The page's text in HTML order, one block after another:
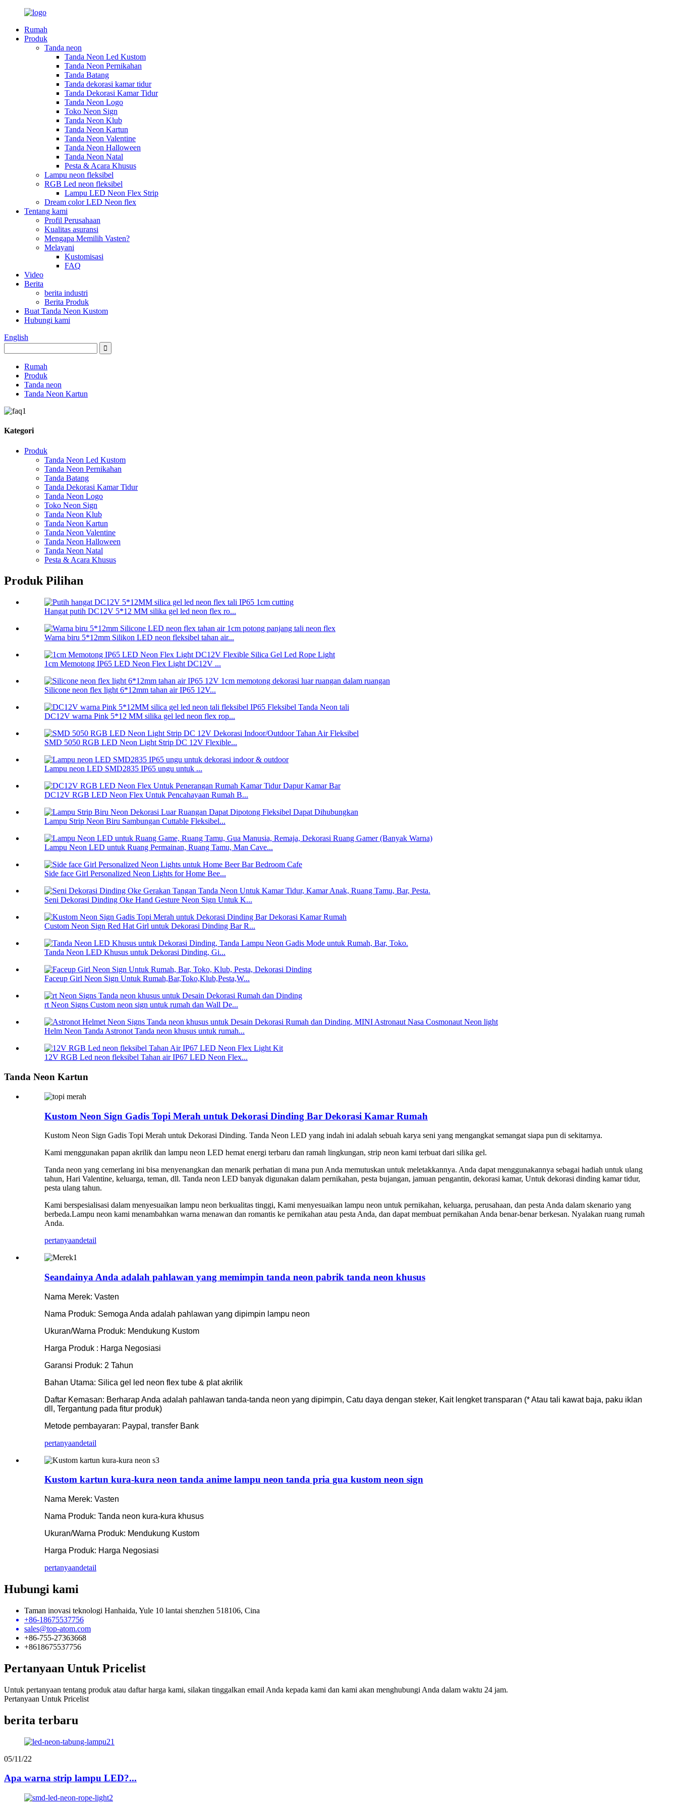
Rumah
Produk
Tanda neon
Tanda Neon Led Kustom
Tanda Neon Pernikahan
Tanda Batang
Tanda dekorasi kamar tidur
Tanda Dekorasi Kamar Tidur
Tanda Neon Logo
Toko Neon Sign
Tanda Neon Klub
Tanda Neon Kartun
Tanda Neon Valentine
Tanda Neon Halloween
Tanda Neon Natal
Pesta & Acara Khusus
Lampu neon fleksibel
RGB Led neon fleksibel
Lampu LED Neon Flex Strip
Dream color LED Neon flex
Tentang kami
Profil Perusahaan
Kualitas asuransi
Mengapa Memilih Vasten?
Melayani
Kustomisasi
FAQ
Video
Berita
berita industri
Berita Produk
Buat Tanda Neon Kustom
Hubungi kami
English
Rumah
Produk
Tanda neon
Tanda Neon Kartun
Kategori
Produk
Tanda Neon Led Kustom
Tanda Neon Pernikahan
Tanda Batang
Tanda Dekorasi Kamar Tidur
Tanda Neon Logo
Toko Neon Sign
Tanda Neon Klub
Tanda Neon Kartun
Tanda Neon Valentine
Tanda Neon Halloween
Tanda Neon Natal
Pesta & Acara Khusus
Produk Pilihan
Hangat putih DC12V 5*12 MM silika gel led neon flex ro...
Warna biru 5*12mm Silikon LED neon fleksibel tahan air...
1cm Memotong IP65 LED Neon Flex Light DC12V ...
Silicone neon flex light 6*12mm tahan air IP65 12V...
DC12V warna Pink 5*12 MM silika gel led neon flex rop...
SMD 5050 RGB LED Neon Light Strip DC 12V Flexible...
Lampu neon LED SMD2835 IP65 ungu untuk ...
DC12V RGB LED Neon Flex Untuk Pencahayaan Rumah B...
Lampu Strip Neon Biru Sambungan Cuttable Fleksibel...
Lampu Neon LED untuk Ruang Permainan, Ruang Tamu, Man Cave...
Side face Girl Personalized Neon Lights for Home Bee...
Seni Dekorasi Dinding Oke Hand Gesture Neon Sign Untuk K...
Custom Neon Sign Red Hat Girl untuk Dekorasi Dinding Bar R...
Tanda Neon LED Khusus untuk Dekorasi Dinding, Gi...
Faceup Girl Neon Sign Untuk Rumah,Bar,Toko,Klub,Pesta,W...
rt Neon Signs Custom neon sign untuk rumah dan Wall De...
Helm Neon Tanda Astronot Tanda neon khusus untuk rumah...
12V RGB Led neon fleksibel Tahan air IP67 LED Neon Flex...
Tanda Neon Kartun
Kustom Neon Sign Gadis Topi Merah untuk Dekorasi Dinding Bar Dekorasi Kamar Rumah
Kustom Neon Sign Gadis Topi Merah untuk Dekorasi Dinding. Tanda Neon LED yang indah ini adalah sebuah karya seni yang mengangkat semangat siapa pun di sekitarnya.
Kami menggunakan papan akrilik dan lampu neon LED hemat energi terbaru dan ramah lingkungan, strip neon kami terbuat dari silika gel.
Tanda neon yang cemerlang ini bisa menyenangkan dan menarik perhatian di mana pun Anda memutuskan untuk meletakkannya. Anda dapat menggunakannya sebagai hadiah untuk ulang
tahun, Hari Valentine, keluarga, teman, dll. Tanda neon LED banyak digunakan dalam pernikahan, pesta bujangan, jamuan pengantin, dekorasi kamar, Untuk dekorasi dinding kamar tidur,
pesta ulang tahun.
Kami berspesialisasi dalam menyesuaikan lampu neon berkualitas tinggi, Kami menyesuaikan lampu neon untuk pernikahan, keluarga, perusahaan, dan pesta Anda dalam skenario yang
berbeda.Lampu neon kami menambahkan warna menawan dan romantis ke pernikahan atau pesta Anda, dan dapat membuat pernikahan Anda benar-benar berkesan. Nyalakan ruang rumah
Anda.
pertanyaandetail
Seandainya Anda adalah pahlawan yang memimpin tanda neon pabrik tanda neon khusus
Nama Merek: Vasten
Nama Produk: Semoga Anda adalah pahlawan yang dipimpin lampu neon
Ukuran/Warna Produk: Mendukung Kustom
Harga Produk : Harga Negosiasi
Garansi Produk: 2 Tahun
Bahan Utama: Silica gel led neon flex tube & plat akrilik
Daftar Kemasan: Berharap Anda adalah pahlawan tanda-tanda neon yang dipimpin, Catu daya dengan steker, Kait lengket transparan (* Atau tali kawat baja, paku iklan
dll, Tergantung pada fitur produk)
Metode pembayaran: Paypal, transfer Bank
pertanyaandetail
Kustom kartun kura-kura neon tanda anime lampu neon tanda pria gua kustom neon sign
Nama Merek: Vasten
Nama Produk: Tanda neon kura-kura khusus
Ukuran/Warna Produk: Mendukung Kustom
Harga Produk: Harga Negosiasi
pertanyaandetail
Hubungi kami
Taman inovasi teknologi Hanhaida, Yule 10 lantai shenzhen 518106, Cina
+86-18675537756
sales@top-atom.com
+86-755-27363668
+8618675537756
Pertanyaan Untuk Pricelist
Untuk pertanyaan tentang produk atau daftar harga kami, silakan tinggalkan email Anda kepada kami dan kami akan menghubungi Anda dalam waktu 24 jam.
Pertanyaan Untuk Pricelist
berita terbaru
05/11/22
Apa warna strip lampu LED?...